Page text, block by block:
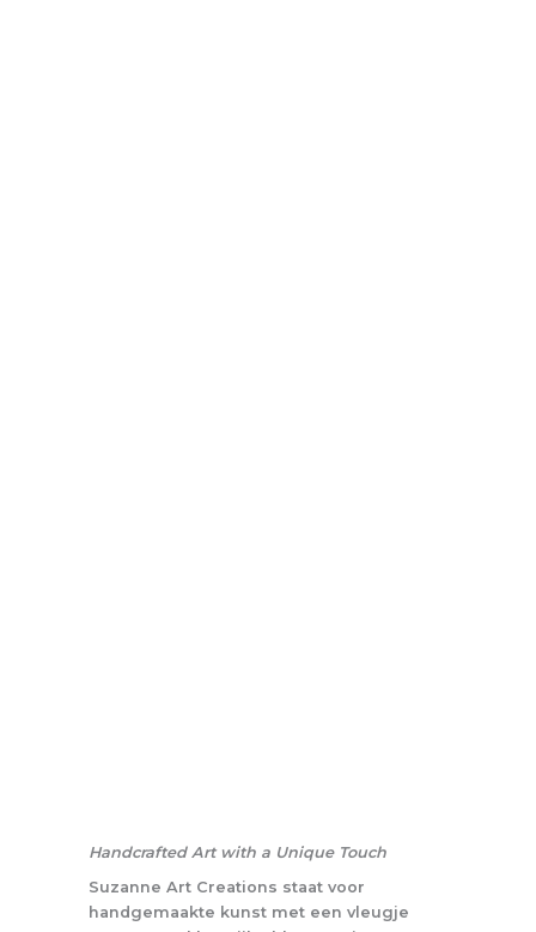
Handcrafted Art with a Unique Touch
Suzanne Art Creations staat voor
handgemaakte kunst met een vleugje